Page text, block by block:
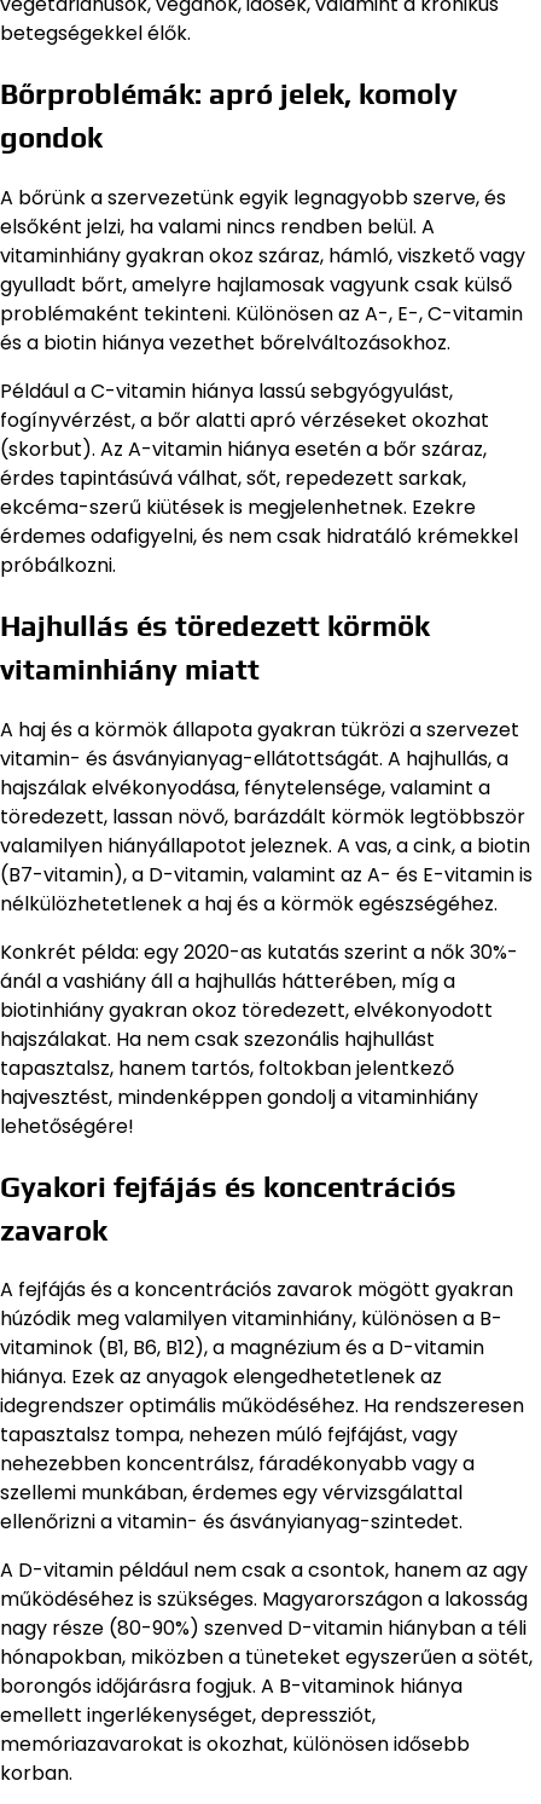
betegségekkel élők.
Bőrproblémák: apró jelek, komoly
gondok
A bőrünk a szervezetünk egyik legnagyobb szerve, és
elsőként jelzi, ha valami nincs rendben belül. A
vitaminhiány gyakran okoz száraz, hámló, viszkető vagy
gyulladt bőrt, amelyre hajlamosak vagyunk csak külső
problémaként tekinteni. Különösen az A-, E-, C-vitamin
és a biotin hiánya vezethet bőrelváltozásokhoz.
Például a C-vitamin hiánya lassú sebgyógyulást,
fogínyvérzést, a bőr alatti apró vérzéseket okozhat
(skorbut). Az A-vitamin hiánya esetén a bőr száraz,
érdes tapintásúvá válhat, sőt, repedezett sarkak,
ekcéma-szerű kiütések is megjelenhetnek. Ezekre
érdemes odafigyelni, és nem csak hidratáló krémekkel
próbálkozni.
Hajhullás és töredezett körmök
vitaminhiány miatt
A haj és a körmök állapota gyakran tükrözi a szervezet
vitamin- és ásványianyag-ellátottságát. A hajhullás, a
hajszálak elvékonyodása, fénytelensége, valamint a
töredezett, lassan növő, barázdált körmök legtöbbször
valamilyen hiányállapotot jeleznek. A vas, a cink, a biotin
(B7-vitamin), a D-vitamin, valamint az A- és E-vitamin is
nélkülözhetetlenek a haj és a körmök egészségéhez.
Konkrét példa: egy 2020-as kutatás szerint a nők 30%-
ánál a vashiány áll a hajhullás hátterében, míg a
biotinhiány gyakran okoz töredezett, elvékonyodott
hajszálakat. Ha nem csak szezonális hajhullást
tapasztalsz, hanem tartós, foltokban jelentkező
hajvesztést, mindenképpen gondolj a vitaminhiány
lehetőségére!
Gyakori fejfájás és koncentrációs
zavarok
A fejfájás és a koncentrációs zavarok mögött gyakran
húzódik meg valamilyen vitaminhiány, különösen a B-
vitaminok (B1, B6, B12), a magnézium és a D-vitamin
hiánya. Ezek az anyagok elengedhetetlenek az
idegrendszer optimális működéséhez. Ha rendszeresen
tapasztalsz tompa, nehezen múló fejfájást, vagy
nehezebben koncentrálsz, fáradékonyabb vagy a
szellemi munkában, érdemes egy vérvizsgálattal
ellenőrizni a vitamin- és ásványianyag-szintedet.
A D-vitamin például nem csak a csontok, hanem az agy
működéséhez is szükséges. Magyarországon a lakosság
nagy része (80-90%) szenved D-vitamin hiányban a téli
hónapokban, miközben a tüneteket egyszerűen a sötét,
borongós időjárásra fogjuk. A B-vitaminok hiánya
emellett ingerlékenységet, depressziót,
memóriazavarokat is okozhat, különösen idősebb
korban.